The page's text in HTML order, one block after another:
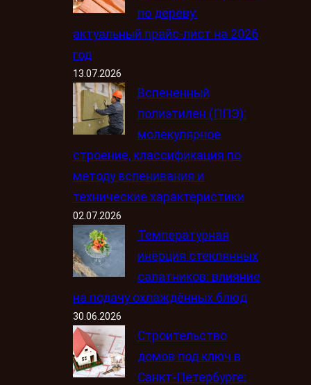
по дереву:
актуальный прайс-лист на 2026
год
13.07.2026
Вспененный
полиэтилен (ППЭ):
молекулярное
строение, классификация по
методу вспенивания и
технические характеристики
02.07.2026
Температурная
инерция стеклянных
салатников: влияние
на подачу охлаждённых блюд
30.06.2026
Строительство
домов под ключ в
Санкт-Петербурге: